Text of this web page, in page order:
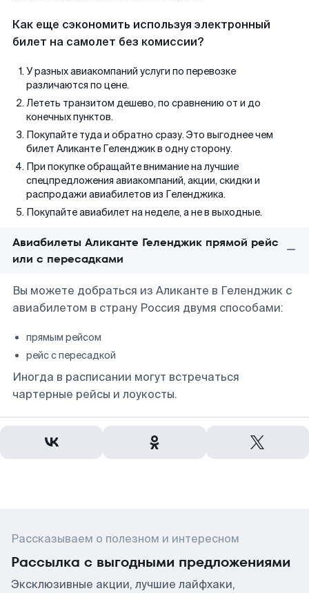
Как еще сэкономить используя электронный
билет на самолет без комиссии?
У разных авиакомпаний услуги по перевозке
различаются по цене.
Лететь транзитом дешево, по сравнению от и до
конечных пунктов.
Покупайте туда и обратно сразу. Это выгоднее чем
билет Аликанте Геленджик в одну сторону.
При покупке обращайте внимание на лучшие
спецпредложения авиакомпаний, акции, скидки и
распродажи авиабилетов из Геленджика.
Покупайте авиабилет на неделе, а не в выходные.
Авиабилеты Аликанте Геленджик прямой рейс
или с пересадками
Вы можете добраться из Аликанте в Геленджик с
авиабилетом в страну Россия двумя способами:
прямым рейсом
рейс с пересадкой
Иногда в расписании могут встречаться
чартерные рейсы и лоукосты.
Рассказываем о полезном и интересном
Рассылка с выгодными предложениями
Эксклюзивные акции, лучшие лайфхаки,